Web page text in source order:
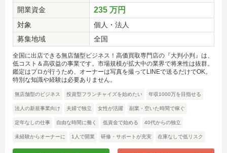
開業資金
235 万円
対象
個人・法人
募集地域
全国
全国に出店できる無店舗型ビジネス！高価買取専門店の『大判小判』は、
低コスト＆高収益の事業です。市場規模が拡大中の業界で将来性は抜群。
鑑定はプロが行うため、オーナーは写真を撮ってLINEで送るだけでOK。
特別な知識や経験は必要ありません。
無店舗型のビジネス 投資型フランチャイズを始めたい 年収1000万を目指せる
法人の新規事業向け 夫婦で独立 女性が活躍 副業・空いた時間で稼ぐ
定年なしの仕事 自由な時間に働く 低資金で始める 40代からの独立
未経験からオーナーに 1人で開業 研修・サポートが充実 在庫なしで低リスク